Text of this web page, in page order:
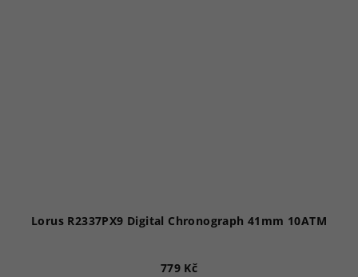
Lorus R2337PX9 Digital Chronograph 41mm 10ATM
779 Kč